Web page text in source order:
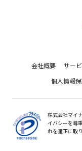
会社概要 サー
個人情報
株式会社マイ
イバシーを尊
れを適正に取